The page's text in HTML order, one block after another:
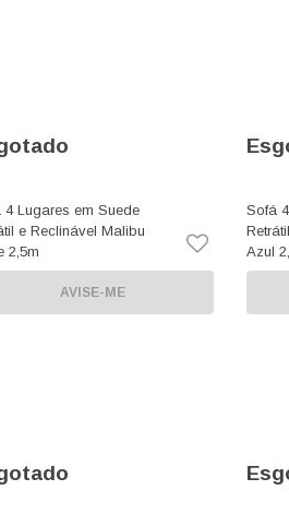
4 Lugares em Suede
e Reclinável Malibu
2,5m
AVISE-ME
Sofá
Azul